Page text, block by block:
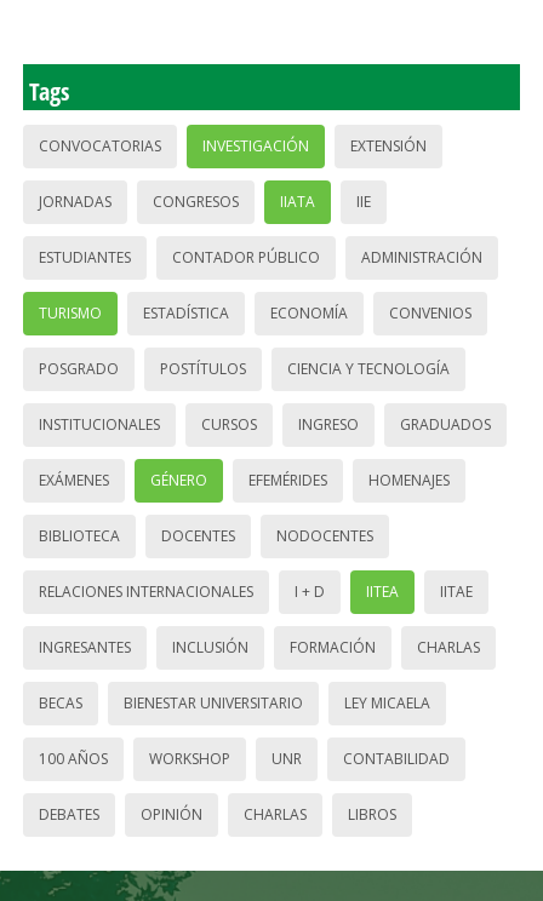
Tags
CONVOCATORIAS INVESTIGACIÓN EXTENSIÓN
JORNADAS CONGRESOS IIATA IIE
ESTUDIANTES CONTADOR PÚBLICO ADMINISTRACIÓN
TURISMO ESTADÍSTICA ECONOMÍA CONVENIOS
POSGRADO POSTÍTULOS CIENCIA Y TECNOLOGÍA
INSTITUCIONALES CURSOS INGRESO GRADUADOS
EXÁMENES GÉNERO EFEMÉRIDES HOMENAJES
BIBLIOTECA DOCENTES NODOCENTES
RELACIONES INTERNACIONALES I + D IITEA IITAE
INGRESANTES INCLUSIÓN FORMACIÓN CHARLAS
BECAS BIENESTAR UNIVERSITARIO LEY MICAELA
100 AÑOS WORKSHOP UNR CONTABILIDAD
DEBATES OPINIÓN CHARLAS LIBROS